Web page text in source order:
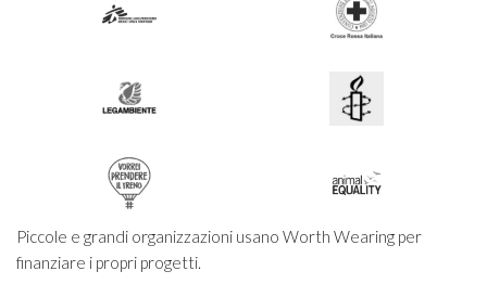
Piccole e grandi organizzazioni usano Worth Wearing per
finanziare i propri progetti.